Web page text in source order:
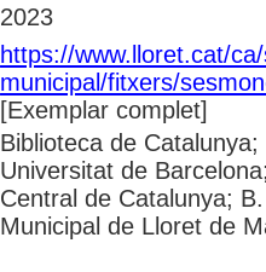
2023
https://www.lloret.cat/
municipal/fitxers/
[Exemplar complet]
Biblioteca de
Universitat de
Central de Catalunya;
Municipal de Lloret de